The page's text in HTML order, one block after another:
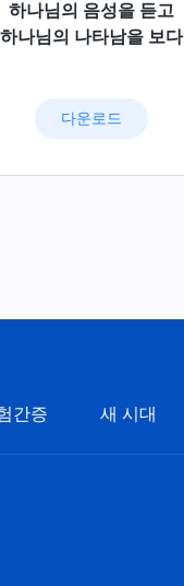
하나님의 음성을 듣고
하나님의 나타남을 보다
다운로드
간증 새 시대